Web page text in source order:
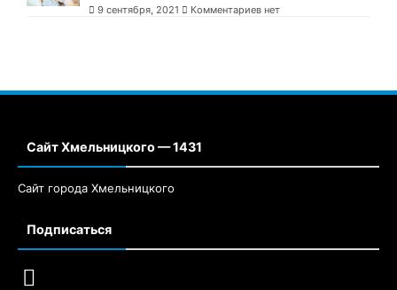
9 сентября, 2021 Комментариев нет
Сайт Хмельницкого — 1431
Сайт города Хмельницкого
Подписаться